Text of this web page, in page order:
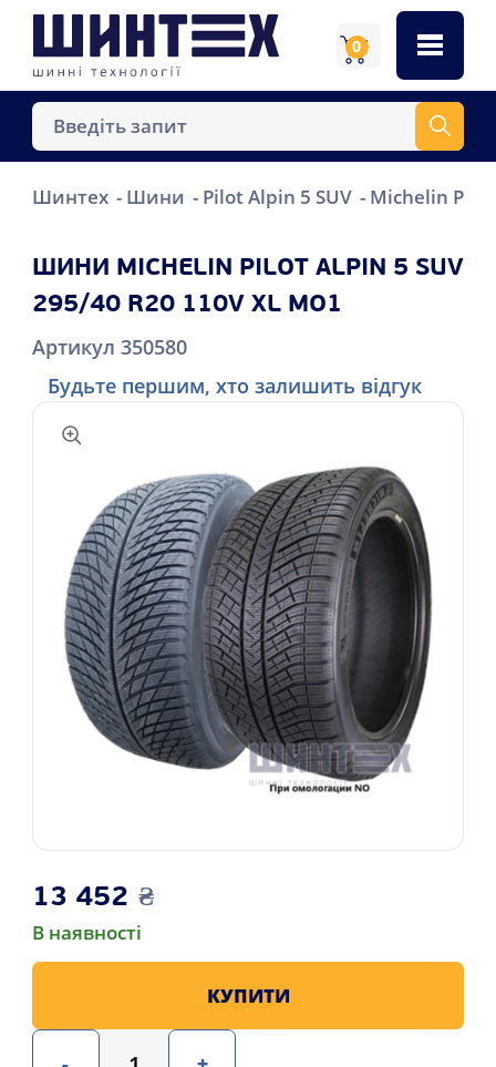
0
Шинтех Шини Pilot Alpin 5 SUV Michelin Pilot
ШИНИ MICHELIN PILOT ALPIN 5 SUV
295/40 R20 110V XL MO1
Артикул 350580
Будьте першим, хто залишить відгук
13 452 ₴
В наявності
КУПИТИ